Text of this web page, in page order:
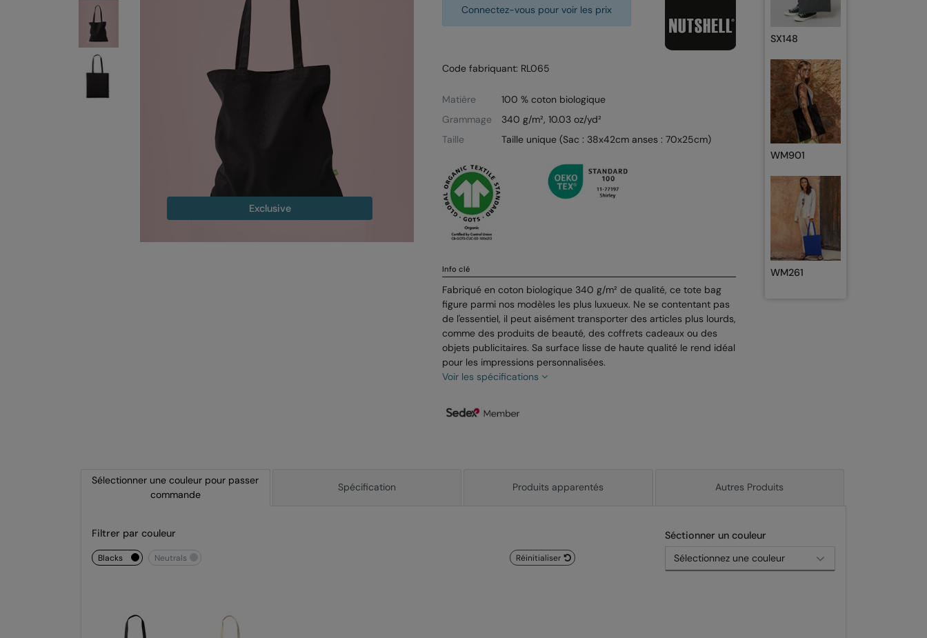
Connectez-vous pour voir les prix
Code fabriquant: RL065
Matière
100 % coton biologique
Grammage
340 g/m², 10.03 oz/yd²
Taille
Taille unique (Sac : 38x42cm anses : 70x25cm)
Info clé
Fabriqué en coton biologique 340 g/m² de qualité, ce tote bag
figure parmi nos modèles les plus luxueux. Ne se contentant pas
de l'essentiel, il peut aisément transporter des articles plus lourds,
comme des produits de beauté, des coffrets cadeaux ou des
objets publicitaires. Sa surface lisse de haute qualité le rend idéal
pour les impressions personnalisées.
Voir les spécifications
Exclusive
SX148
WM901
WM261
Sélectionner une couleur pour passer
commande
Spécification Produits apparentés Autres Produits
Séctionner un couleur
Filtrer par couleur
Réinitialiser
blacks neutrals